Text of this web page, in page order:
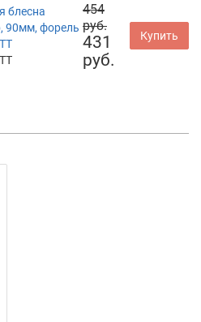
блесна
форель
454
руб.
431
руб.
Купить